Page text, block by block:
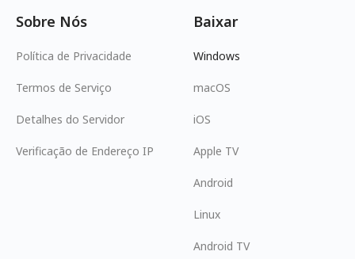
Sobre Nós
Política de Privacidade
Termos de Serviço
Detalhes do Servidor
Verificação de Endereço IP
Baixar
Windows
macOS
iOS
Apple TV
Android
Linux
Android TV